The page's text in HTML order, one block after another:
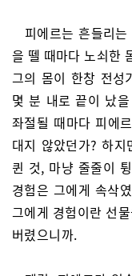
피에르는 흔들리
을 뗄 때마다 노쇠한
그의 몸이 한창 전성
몇 분 내로 끝이 났
좌절될 때마다 피에
대지 않았던가? 하
퀸 것, 마냥 줄줄이
경험은 그에게 속삭
그에게 경험이란 선
버렸으니까.